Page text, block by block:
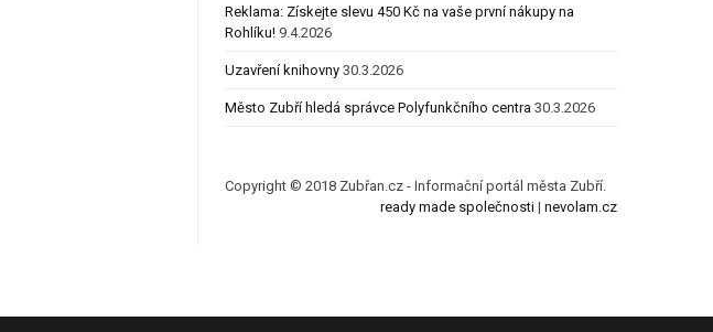
Reklama: Získejte slevu 450 Kč na vaše první nákupy na
Rohlíku! 9.4.2026
Uzavření knihovny 30.3.2026
Město Zubří hledá správce Polyfunkčního centra 30.3.2026
Copyright © 2018 Zubřan.cz - Informační portál města Zubří.
ready made společnosti| nevolam.cz